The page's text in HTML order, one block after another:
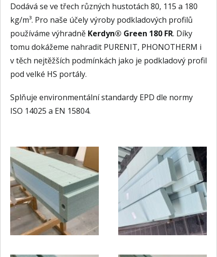
Dodává se ve třech různých hustotách 80, 115 a 180
kg/m³. Pro naše účely výroby podkladových profilů
používáme výhradně Kerdyn® Green 180 FR. Díky
tomu dokážeme nahradit PURENIT, PHONOTHERM i
v těch nejtěžších podmínkách jako je podkladový profil
pod velké HS portály.
Splňuje environmentální standardy EPD dle normy
ISO 14025 a EN 15804.